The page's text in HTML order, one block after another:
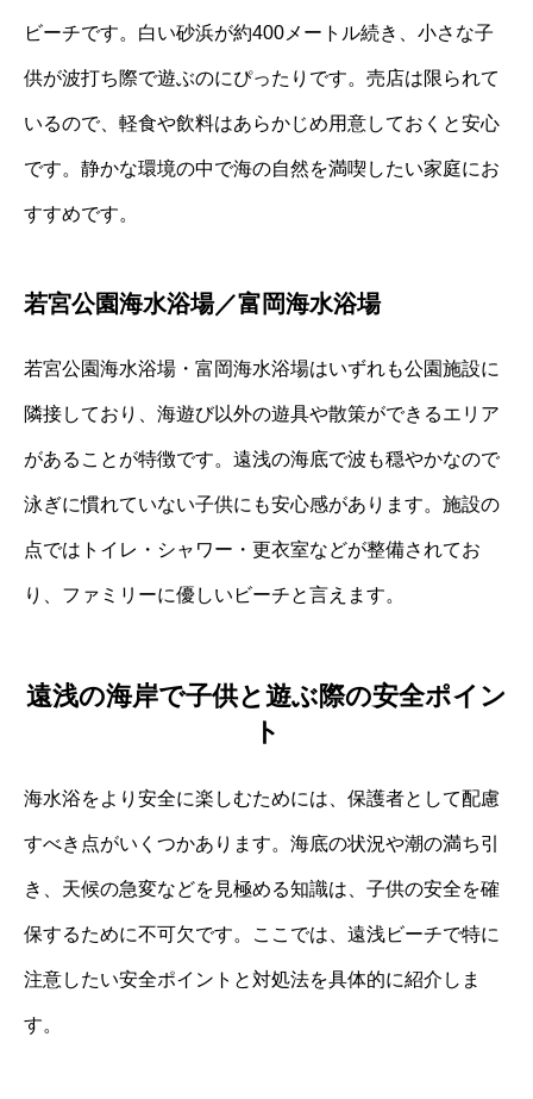
ビーチです。白い砂浜が約400メートル続き、小さな子
供が波打ち際で遊ぶのにぴったりです。売店は限られて
いるので、軽食や飲料はあらかじめ用意しておくと安心
です。静かな環境の中で海の自然を満喫したい家庭にお
すすめです。
若宮公園海水浴場／富岡海水浴場
若宮公園海水浴場・富岡海水浴場はいずれも公園施設に
隣接しており、海遊び以外の遊具や散策ができるエリア
があることが特徴です。遠浅の海底で波も穏やかなので
泳ぎに慣れていない子供にも安心感があります。施設の
点ではトイレ・シャワー・更衣室などが整備されてお
り、ファミリーに優しいビーチと言えます。
遠浅の海岸で子供と遊ぶ際の安全ポイン
ト
海水浴をより安全に楽しむためには、保護者として配慮
すべき点がいくつかあります。海底の状況や潮の満ち引
き、天候の急変などを見極める知識は、子供の安全を確
保するために不可欠です。ここでは、遠浅ビーチで特に
注意したい安全ポイントと対処法を具体的に紹介しま
す。